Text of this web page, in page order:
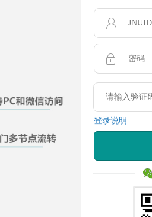
登录说明